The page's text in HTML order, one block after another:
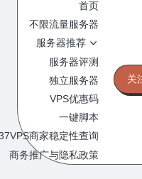
7
V
P
S
主
机
评
的
VPS
网
站
首页
不限流量服务器
服务器推荐
服务器评测
独立服务器
VPS优惠码
一键脚本
商家稳定性查询
商务推广与隐私政策
关